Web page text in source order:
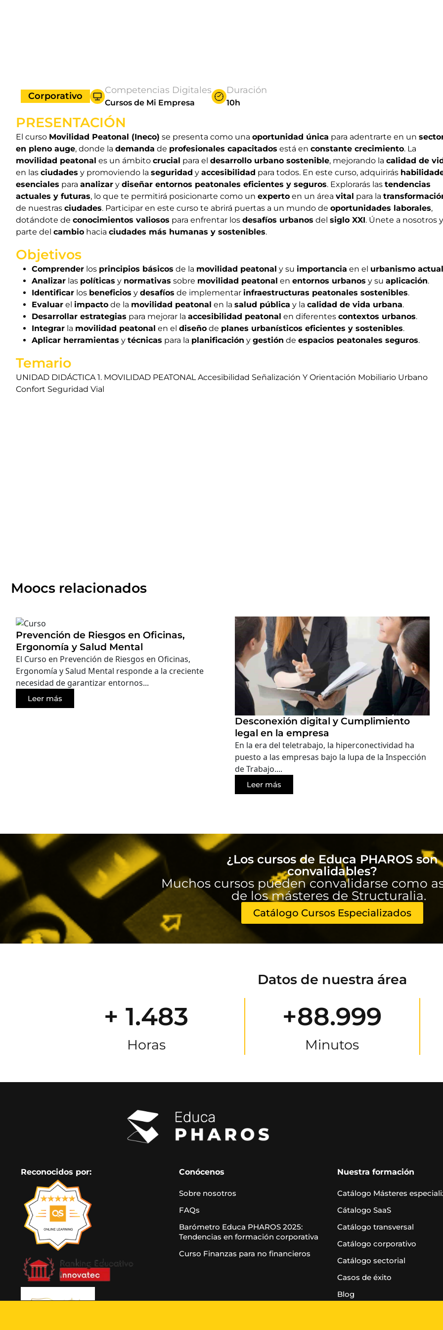
Corporativo
Competencias Digitales
Cursos de Mi Empresa
Duración
10h
PRESENTACIÓN
El curso Movilidad Peatonal (Ineco) se presenta como una oportunidad única para adentrarte en un
en pleno auge, donde la demanda de profesionales capacitados está en constante crecimiento. La
movilidad peatonal es un ámbito crucial para el desarrollo urbano sostenible, mejorando la calidad de
en las ciudades y promoviendo la seguridad y accesibilidad para todos. En este curso, adquirirás
esenciales para analizar y diseñar entornos peatonales eficientes y seguros. Explorarás las tendencias
actuales y futuras, lo que te permitirá posicionarte como un experto en un área vital para la
de nuestras ciudades. Participar en este curso te abrirá puertas a un mundo de oportunidades laborales,
dotándote de conocimientos valiosos para enfrentar los desafíos urbanos del siglo XXI. Únete a nosotros
parte del cambio hacia ciudades más humanas y sostenibles.
Objetivos
Comprender los principios básicos de la movilidad peatonal y su importancia en el urbanismo actual
Analizar las políticas y normativas sobre movilidad peatonal en entornos urbanos y su aplicación.
Identificar los beneficios y desafíos de implementar infraestructuras peatonales sostenibles.
Evaluar el impacto de la movilidad peatonal en la salud pública y la calidad de vida urbana.
Desarrollar estrategias para mejorar la accesibilidad peatonal en diferentes contextos urbanos.
Integrar la movilidad peatonal en el diseño de planes urbanísticos eficientes y sostenibles.
Aplicar herramientas y técnicas para la planificación y gestión de espacios peatonales seguros.
Temario
UNIDAD DIDÁCTICA 1. MOVILIDAD PEATONAL Accesibilidad Señalización Y Orientación Mobiliario Urbano
Confort Seguridad Vial
Moocs relacionados
Prevención de Riesgos en Oficinas,
Ergonomía y Salud Mental
El Curso en Prevención de Riesgos en Oficinas,
Ergonomía y Salud Mental responde a la creciente
necesidad de garantizar entornos...
Leer más
Desconexión digital y Cumplimiento
legal en la empresa
En la era del teletrabajo, la hiperconectividad ha
puesto a las empresas bajo la lupa de la Inspección
de Trabajo....
Leer más
¿Los cursos de Educa PHAROS son
convalidables?
Muchos cursos pueden convalidarse como
de los másteres de Structuralia.
Catálogo Cursos Especializados
Datos de nuestra área
+ 1.483
Horas
+88.999
Minutos
Reconocidos por: Conócenos
Sobre nosotros
FAQs
Barómetro Educa PHAROS 2025:
Tendencias en formación corporativa
Curso Finanzas para no financieros
Nuestra formación
Catálogo Másteres
Cátalogo SaaS
Catálogo transversal
Catálogo corporativo
Catálogo sectorial
Casos de éxito
Blog